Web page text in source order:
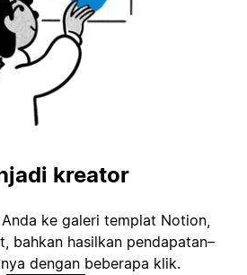
kreator
ke galeri templat Notion,
bahkan hasilkan pendapatan–
dengan beberapa klik.